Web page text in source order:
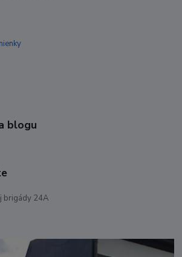
blogu
brigády 24A